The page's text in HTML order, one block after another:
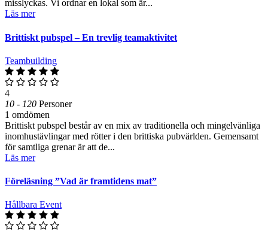
misslyckas. Vi ordnar en lokal som är...
Läs mer
Brittiskt pubspel – En trevlig teamaktivitet
Teambuilding
4
10 - 120 Personer
1 omdömen
Brittiskt pubspel består av en mix av traditionella och mingelvänliga
inomhustävlingar med rötter i den brittiska pubvärlden. Gemensamt
för samtliga grenar är att de...
Läs mer
Föreläsning ”Vad är framtidens mat”
Hållbara Event